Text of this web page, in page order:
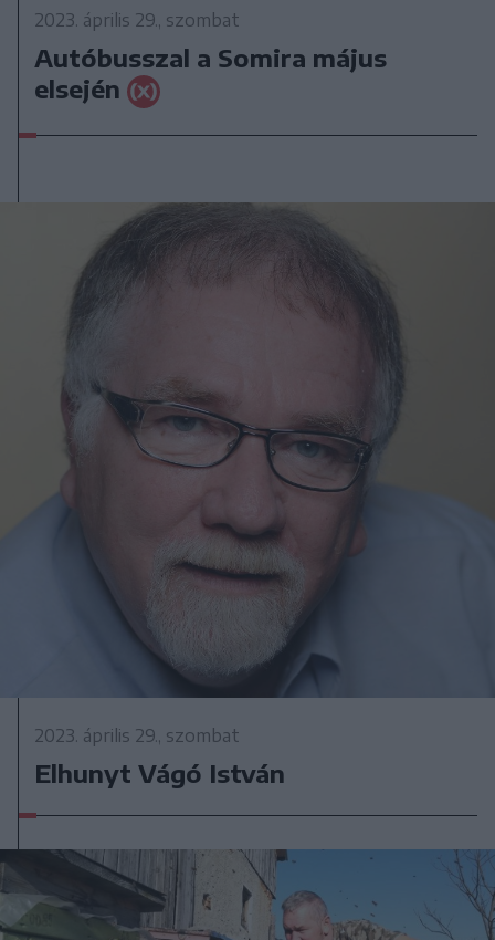
2023. április 29., szombat
Autóbusszal a Somira május
elsején
2023. április 29., szombat
Elhunyt Vágó István